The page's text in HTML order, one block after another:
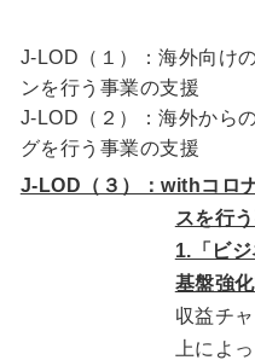
J-LOD（１）：海外向け
ンを行う事業の支援
J-LOD（２）：海外から
グを行う事業の支援
J-LOD（３）：withコロ
スを行
1.「ビ
基盤強
収益チ
上によ